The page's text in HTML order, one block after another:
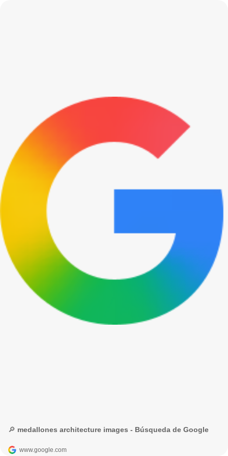
🔎 medallones architecture images - Búsqueda de Google
www.google.com